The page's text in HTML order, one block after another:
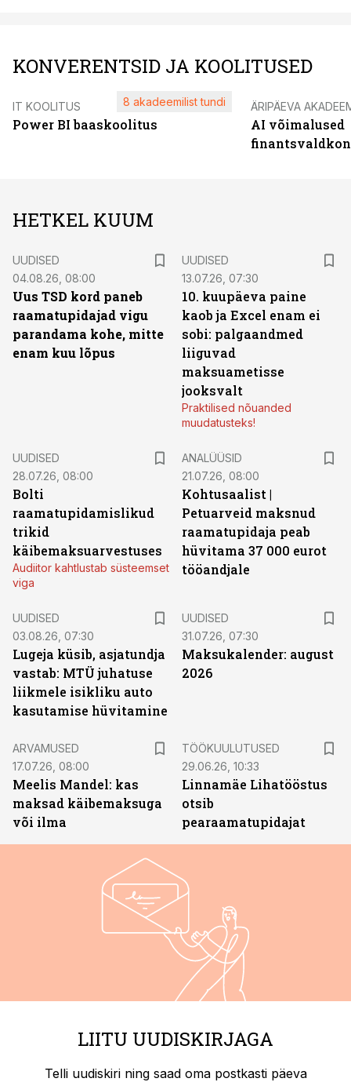
KONVERENTSID JA KOOLITUSED
IT KOOLITUS
Power BI baaskoolitus
8 akadeemilist tundi ÄRIPÄEVA
AI võimalused
HETKEL KUUM
UUDISED
04.08.26, 08:00
Uus TSD kord paneb
raamatupidajad vigu
parandama kohe, mitte
enam kuu lõpus
UUDISED
13.07.26, 07:30
10. kuupäeva paine
kaob ja Excel enam ei
sobi: palgaandmed
liiguvad
maksuametisse
jooksvalt
Praktilised nõuanded
muudatusteks!
UUDISED
28.07.26, 08:00
Bolti
raamatupidamislikud
trikid
käibemaksuarvestuses
Audiitor kahtlustab süsteemset
viga
ANALÜÜSID
21.07.26, 08:00
Kohtusaalist |
Petuarveid maksnud
raamatupidaja peab
hüvitama 37 000 eurot
tööandjale
UUDISED
03.08.26, 07:30
Lugeja küsib, asjatundja
vastab: MTÜ juhatuse
liikmele isikliku auto
kasutamise hüvitamine
UUDISED
31.07.26, 07:30
Maksukalender: august
2026
ARVAMUSED
17.07.26, 08:00
Meelis Mandel: kas
maksad käibemaksuga
või ilma
TÖÖKUULUTUSED
29.06.26, 10:33
Linnamäe Lihatööstus
otsib
pearaamatupidajat
LIITU UUDISKIRJAGA
Telli uudiskiri ning saad oma postkasti päeva